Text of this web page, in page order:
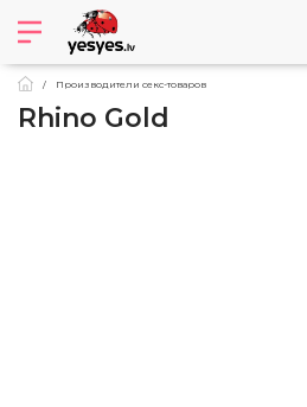
Производители секс-товаров
Rhino Gold